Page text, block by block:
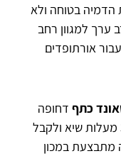
הדמיה בטוחה ולא
ערך למגוון רחב
אורתופדים
כתף דחופה
אתם מוזמנים ליצור קשר עם מכון 360 מעלות שיא ולקבל
מתבצעת במכון